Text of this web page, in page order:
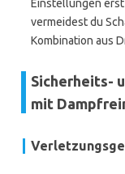
Einstellungen
vermeidest du
Kombination aus
Sicherheits-
mit